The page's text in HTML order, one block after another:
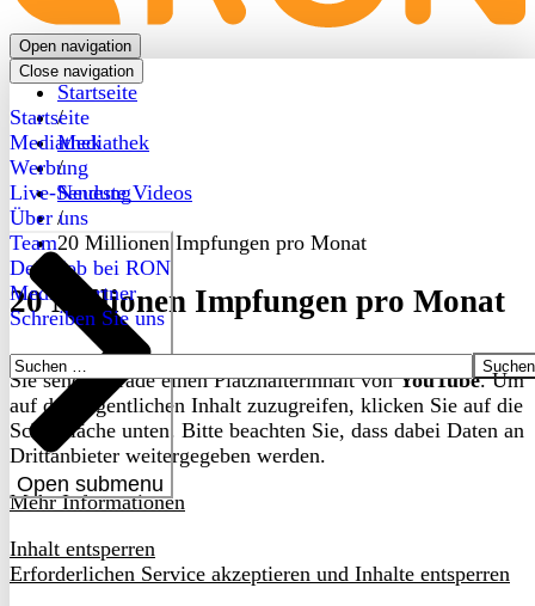
Open navigation
Close navigation
Startseite
Mediathek
Werbung
Live-Sendung
Über uns
Open submenu
Team
Dein Job bei RON
Medienpartner
Schreiben Sie uns
Suchen
nach:
Startseite
/
Mediathek
/
Neueste Videos
/
20 Millionen Impfungen pro Monat
20 Millionen Impfungen pro Monat
Sie sehen gerade einen Platzhalterinhalt vonYouTube. Um
auf den eigentlichen Inhalt zuzugreifen, klicken Sie auf die
Schaltfläche unten. Bitte beachten Sie, dass dabei Daten an
Drittanbieter weitergegeben werden.
Mehr Informationen
Inhalt entsperren
Erforderlichen Service akzeptieren und Inhalte entsperren